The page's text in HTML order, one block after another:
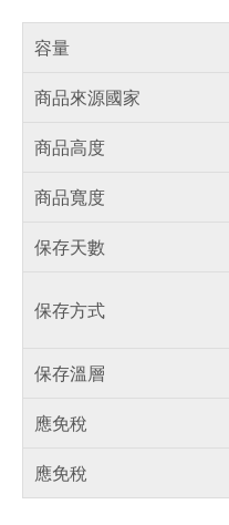
容量
商品來源國家
商品高度
商品寬度
保存天數
保存方式
保存溫層
應免稅
應免稅